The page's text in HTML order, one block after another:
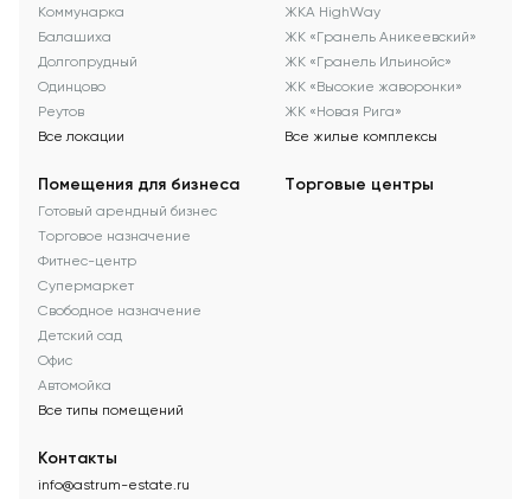
Коммунарка
Балашиха
Долгопрудный
Одинцово
Реутов
Все локации
ЖКА HighWay
ЖК «Гранель Аникеевский»
ЖК «Гранель Ильинойс»
ЖК «Высокие жаворонки»
ЖК «Новая Рига»
Все жилые комплексы
Помещения для бизнеса
Готовый арендный бизнес
Торговое назначение
Фитнес-центр
Супермаркет
Свободное назначение
Детский сад
Офис
Автомойка
Все типы помещений
Торговые центры
Контакты
info@astrum-estate.ru